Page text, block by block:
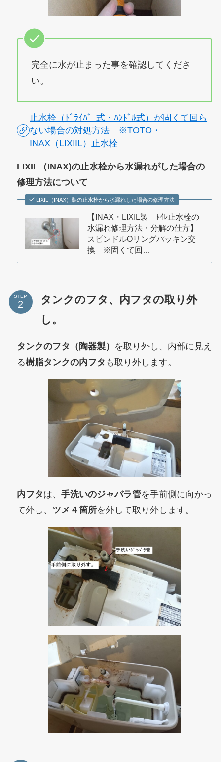
完全に水が止まった事を確認してくださ
い。
止水栓（ﾄﾞﾗｲﾊﾞｰ式・ﾊﾝﾄﾞﾙ式）が固くて回ら
ない場合の対処方法 ※TOTO・
INAX（LIXIIL）止水栓
LIXIL（INAX)の止水栓から水漏れがした場合の
修理方法について
LIXIL（INAX）製の止水栓から水漏れした場合の修理方法
【INAX・LIXIL製 ﾄｲﾚ止水栓の
水漏れ修理方法・分解の仕方】
スピンドルOリングパッキン交
換 ※固くて回…
STEP
タンクのフタ、内フタの取り外
し。
タンクのフタ（陶器製）
を取り外し、内部に見え
る樹脂タンクの内フタ も取り外します。
内フタは、 手洗いのジャバラ管を手前側に向かっ
て外し、 ツメ４箇所を外して取り外します。